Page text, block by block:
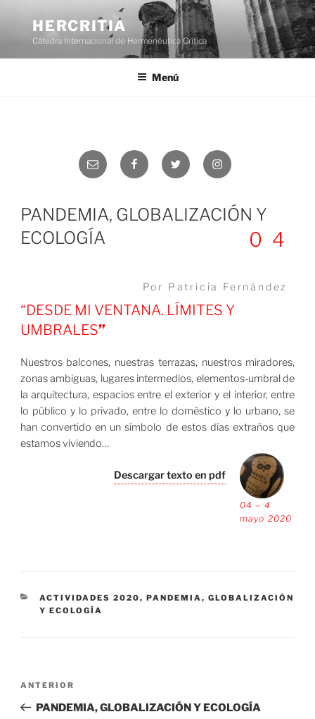
contenido
HERCRITIA
Cátedra Internacional de Hermenéutica Crítica
Menú
PANDEMIA, GLOBALIZACIÓN Y
ECOLOGÍA
04
Por Patricia Fernández
“DESDE MI VENTANA. LÍMITES Y
UMBRALES”
Nuestros balcones, nuestras terrazas, nuestros miradores,
zonas ambiguas, lugares intermedios, elementos-umbral de
la arquitectura, espacios entre el exterior y el interior, entre
lo público y lo privado, entre lo doméstico y lo urbano, se
han convertido en un símbolo de estos días extraños que
estamos viviendo…
04 – 4
mayo 2020
Descargar texto en pdf
CATEGORÍAS
ACTIVIDADES 2020,PANDEMIA, GLOBALIZACIÓN
Y ECOLOGÍA
Navegación
Entrada
anterior:
ANTERIOR
PANDEMIA, GLOBALIZACIÓN Y ECOLOGÍA
Correo
electrónico
FacebookTwitter Instagram